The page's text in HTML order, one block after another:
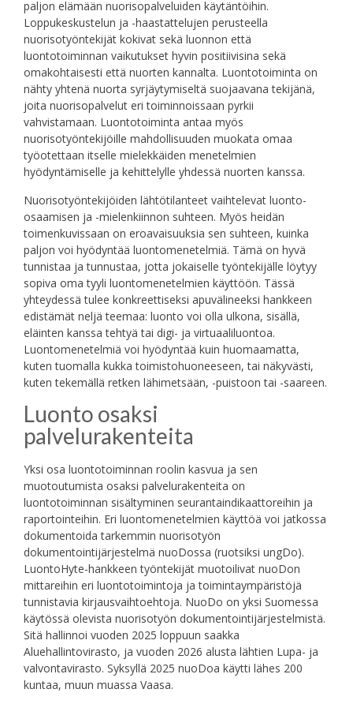
paljon elämään nuorisopalveluiden käytäntöihin.
Loppukeskustelun ja -haastattelujen perusteella
nuorisotyöntekijät kokivat sekä luonnon että
luontotoiminnan vaikutukset hyvin positiivisina sekä
omakohtaisesti että nuorten kannalta. Luontotoiminta on
nähty yhtenä nuorta syrjäytymiseltä suojaavana tekijänä,
joita nuorisopalvelut eri toiminnoissaan pyrkii
vahvistamaan. Luontotoiminta antaa myös
nuorisotyöntekijöille mahdollisuuden muokata omaa
työotettaan itselle mielekkäiden menetelmien
hyödyntämiselle ja kehittelylle yhdessä nuorten kanssa.
Nuorisotyöntekijöiden lähtötilanteet vaihtelevat luonto-
osaamisen ja -mielenkiinnon suhteen. Myös heidän
toimenkuvissaan on eroavaisuuksia sen suhteen, kuinka
paljon voi hyödyntää luontomenetelmiä. Tämä on hyvä
tunnistaa ja tunnustaa, jotta jokaiselle työntekijälle löytyy
sopiva oma tyyli luontomenetelmien käyttöön. Tässä
yhteydessä tulee konkreettiseksi apuvälineeksi hankkeen
edistämät neljä teemaa: luonto voi olla ulkona, sisällä,
eläinten kanssa tehtyä tai digi- ja virtuaaliluontoa.
Luontomenetelmiä voi hyödyntää kuin huomaamatta,
kuten tuomalla kukka toimistohuoneeseen, tai näkyvästi,
kuten tekemällä retken lähimetsään, -puistoon tai -saareen.
Luonto osaksi
palvelurakenteita
Yksi osa luontotoiminnan roolin kasvua ja sen
muotoutumista osaksi palvelurakenteita on
luontotoiminnan sisältyminen seurantaindikaattoreihin ja
raportointeihin. Eri luontomenetelmien käyttöä voi jatkossa
dokumentoida tarkemmin nuorisotyön
dokumentointijärjestelmä nuoDossa (ruotsiksi ungDo).
LuontoHyte-hankkeen työntekijät muotoilivat nuoDon
mittareihin eri luontotoimintoja ja toimintaympäristöjä
tunnistavia kirjausvaihtoehtoja. NuoDo on yksi Suomessa
käytössä olevista nuorisotyön dokumentointijärjestelmistä.
Sitä hallinnoi vuoden 2025 loppuun saakka
Aluehallintovirasto, ja vuoden 2026 alusta lähtien Lupa- ja
valvontavirasto. Syksyllä 2025 nuoDoa käytti lähes 200
kuntaa, muun muassa Vaasa.